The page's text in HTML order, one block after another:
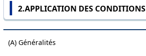
2.APPLICATION DES CONDITIONS
(A) Généralités